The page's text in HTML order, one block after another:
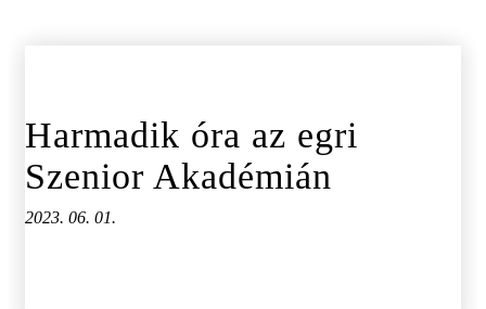
Harmadik óra az egri
Szenior Akadémián
2023. 06. 01.